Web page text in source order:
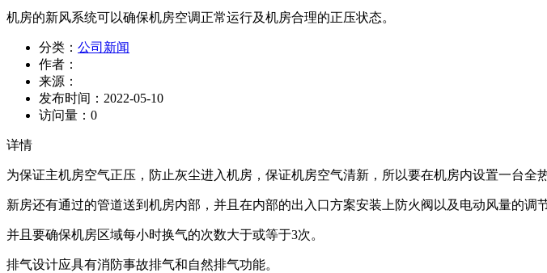
机房的新风系统可以确保机房空调正常运行及机房合理的正压状态。
分类： 公司新闻
作者：
来源：
发布时间： 2022-05-10
访问量： 0
详情
为保证主机房空气正压，防止灰尘进入机房，保证机房空气清新，所以要在机房内设置一台全
新房还有通过的管道送到机房内部，并且在内部的出入口方案安装上防火阀以及电动风量的调节
并且要确保机房区域每小时换气的次数大于或等于3次。
排气设计应具有消防事故排气和自然排气功能。